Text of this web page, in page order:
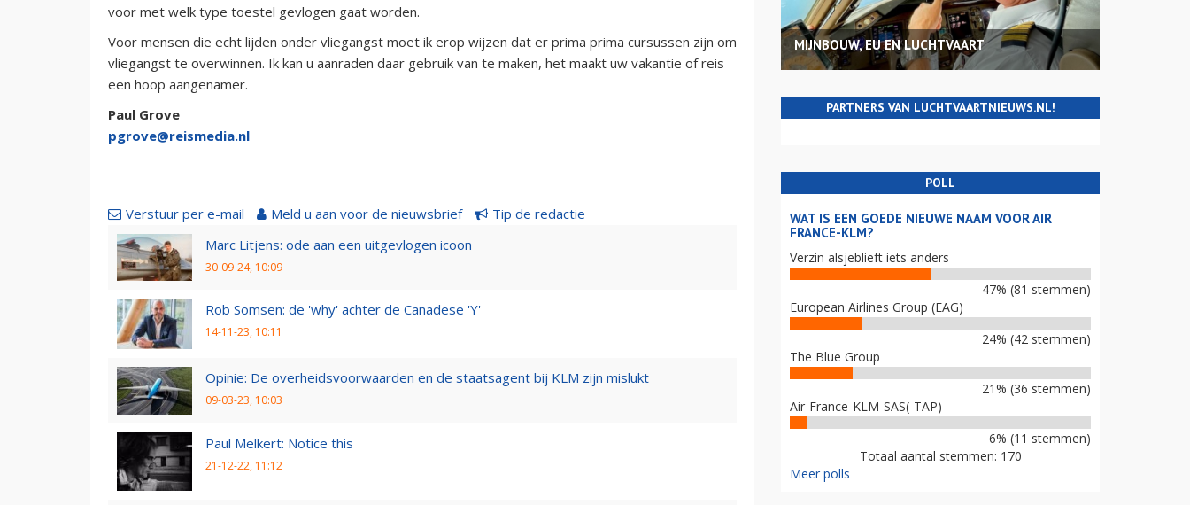
voor met welk type toestel gevlogen gaat worden.
Voor mensen die echt lijden onder vliegangst moet ik erop wijzen dat er prima prima cursussen zijn om
vliegangst te overwinnen. Ik kan u aanraden daar gebruik van te maken, het maakt uw vakantie of reis
een hoop aangenamer.
Paul Grove
pgrove@reismedia.nl
Verstuur per e-mail Meld u aan voor de nieuwsbrief
Tip de redactie
Marc Litjens: ode aan een uitgevlogen icoon
30-09-24, 10:09
Rob Somsen: de 'why' achter de Canadese 'Y'
14-11-23, 10:11
Opinie: De overheidsvoorwaarden en de staatsagent bij KLM zijn mislukt
09-03-23, 10:03
Paul Melkert: Notice this
21-12-22, 11:12
MIJNBOUW, EU EN LUCHTVAART
PARTNERS VAN LUCHTVAARTNIEUWS.NL!
POLL
WAT IS EEN GOEDE NIEUWE NAAM VOOR AIR
FRANCE-KLM?
Verzin alsjeblieft iets anders
47% (81 stemmen)
European Airlines Group (EAG)
24% (42 stemmen)
The Blue Group
21% (36 stemmen)
Air-France-KLM-SAS(-TAP)
6% (11 stemmen)
Totaal aantal stemmen: 170
Meer polls